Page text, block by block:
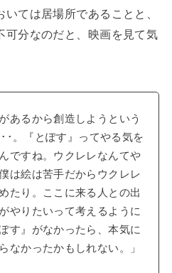
ては居場所であることと、
可分なのだと、映画を見て気
あるから創造しようという
･。『とぽす』ってやる気を
ですね。ウクレレなんてや
は絵は苦手だからウクレレ
たり。ここに来る人との出
やりたいって考えるように
す』がなかったら、本気に
なかったかもしれない。」